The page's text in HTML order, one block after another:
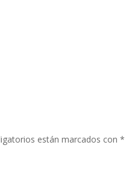
están marcados con*